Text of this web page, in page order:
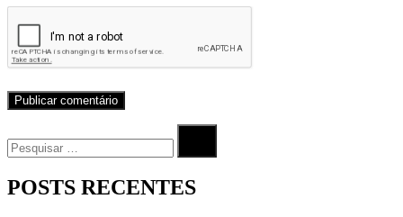
por:
Procurar
POSTS RECENTES